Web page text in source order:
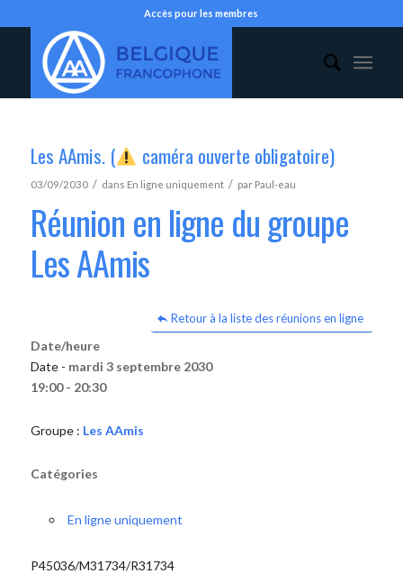
Accès pour les membres
Les AAmis. ( caméra ouverte obligatoire)
03/09/2030 / dans En ligne uniquement / par Paul-eau
Réunion en ligne du groupe
Les AAmis
Retour à la liste des réunions en ligne
Date/heure
Date - mardi 3 septembre 2030
19:00 - 20:30
Groupe : Les AAmis
Catégories
En ligne uniquement
P45036/M31734/R31734